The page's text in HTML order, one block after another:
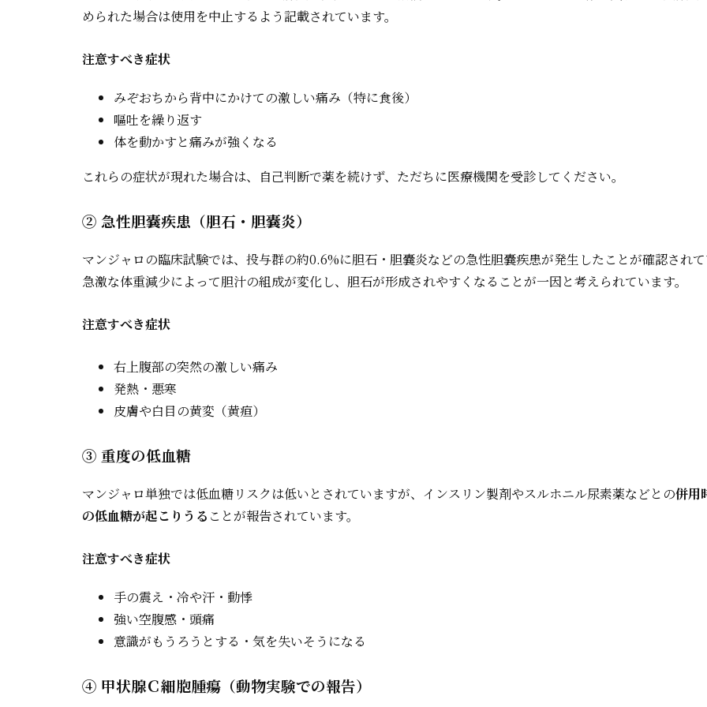
められた場合は使用を中止するよう記載されています。
注意すべき症状
みぞおちから背中にかけての激しい痛み（特に食後）
嘔吐を繰り返す
体を動かすと痛みが強くなる
これらの症状が現れた場合は、自己判断で薬を続けず、ただちに医療機関を受診してください。
② 急性胆嚢疾患（胆石・胆嚢炎）
マンジャロの臨床試験では、投与群の約0.6%に胆石・胆嚢炎などの急性胆嚢疾患が発生したことが確認され
急激な体重減少によって胆汁の組成が変化し、胆石が形成されやすくなることが一因と考えられています。
注意すべき症状
右上腹部の突然の激しい痛み
発熱・悪寒
皮膚や白目の黄変（黄疸）
③ 重度の低血糖
マンジャロ単独では低血糖リスクは低いとされていますが、インスリン製剤やスルホニル尿素薬などとの併用
の低血糖が起こりうる ことが報告されています。
注意すべき症状
手の震え・冷や汗・動悸
強い空腹感・頭痛
意識がもうろうとする・気を失いそうになる
④ 甲状腺Ｃ細胞腫瘍（動物実験での報告）